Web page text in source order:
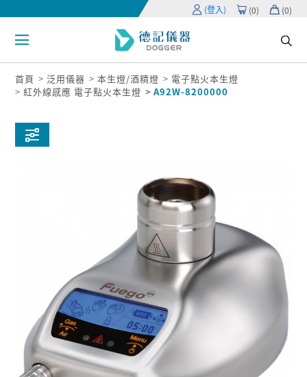
(登入) (0) (0)
首頁 泛用儀器 本生燈/酒精燈
電子點火本生燈
紅外線感應 電子點火本生燈
A92W-8200000